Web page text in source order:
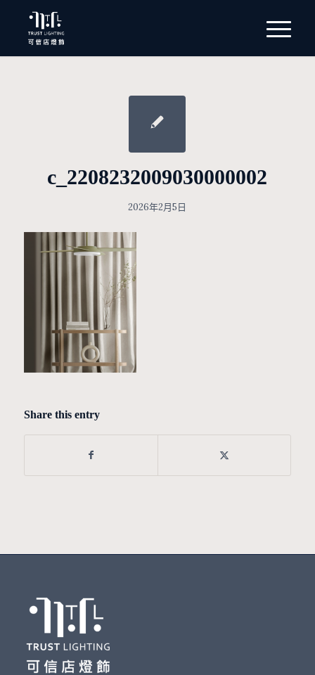
c_2208232009030000002
2026年2月5日
Share this entry